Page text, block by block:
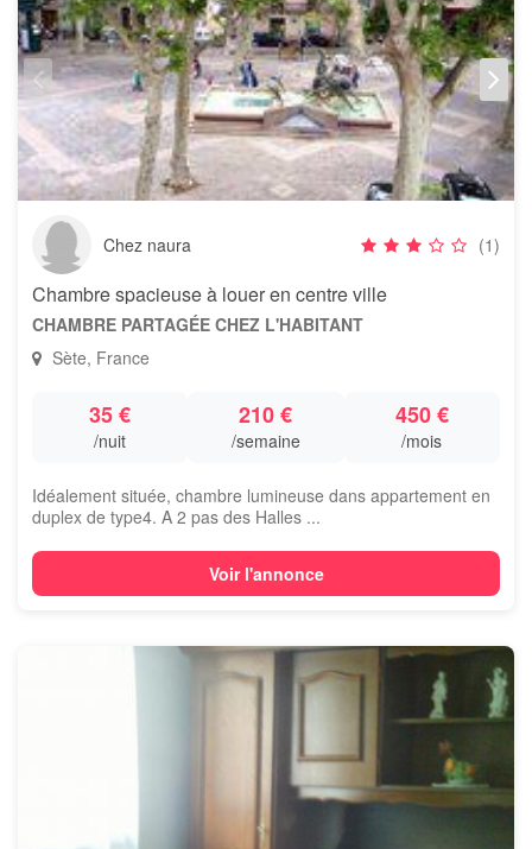
Chez naura (1)
Chambre spacieuse à louer en centre ville
CHAMBRE PARTAGÉE CHEZ L'HABITANT
Sète, France
35 €
/nuit
210 €
/semaine
450 €
/mois
Idéalement située, chambre lumineuse dans appartement en
duplex de type4. A 2 pas des Halles ...
Voir l'annonce